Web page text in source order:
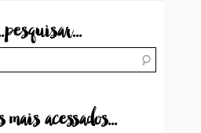
mais acessados...